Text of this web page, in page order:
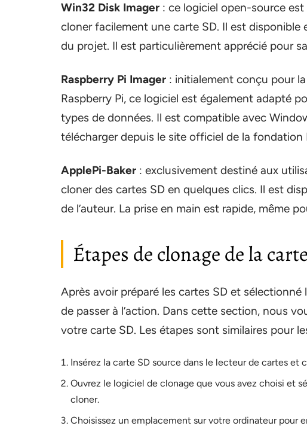
Win32 Disk Imager : ce logiciel open-source
cloner facilement une carte SD. Il est
du projet. Il est particulièrement apprécié pour
Raspberry Pi Imager : initialement conçu pour
Raspberry Pi, ce logiciel est également adapté
types de données. Il est compatible avec
télécharger depuis le site officiel de la fondation
ApplePi-Baker : exclusivement destiné aux
cloner des cartes SD en quelques clics. Il est
de l’auteur. La prise en main est rapide, même
Étapes de clonage de la
Après avoir préparé les cartes SD et
de passer à l’action. Dans cette section, nous
votre carte SD. Les étapes sont similaires pour
Insérez la carte SD source dans le lecteur de cartes et
Ouvrez le logiciel de clonage que vous avez choisi et
cloner.
Choisissez un emplacement sur votre ordinateur pour